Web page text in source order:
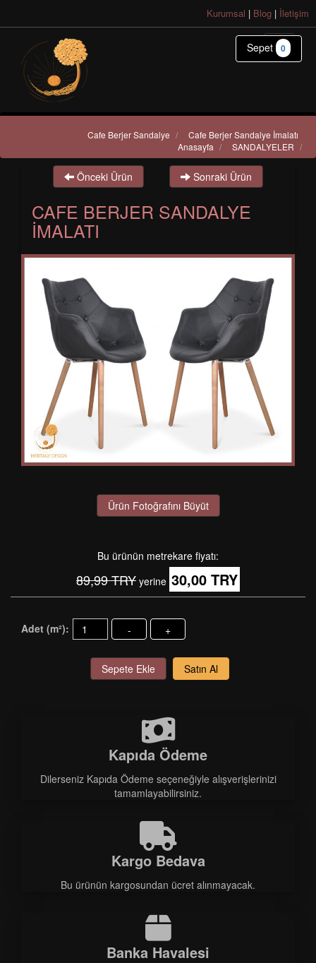
Kurumsal | Blog | İletişim
Cafe Berjer Sandalye İmalatı
Cafe Berjer Sandalye /
SANDALYELER /
Anasayfa /
Önceki Ürün Sonraki Ürün
CAFE BERJER SANDALYE
İMALATI
Ürün Fotoğrafını Büyüt
Bu ürünün metrekare fiyatı:
89,99 TRY yerine 30,00 TRY
Adet (m²): - +
Sepete Ekle Satın Al
Kapıda Ödeme
Dilerseniz Kapıda Ödeme seçeneğiyle alışverişlerinizi
tamamlayabilirsiniz.
Kargo Bedava
Bu ürünün kargosundan ücret alınmayacak.
Banka Havalesi
Sepet 0